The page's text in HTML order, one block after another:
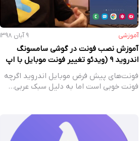
آموزشی ۹ آبان ۱۳۹۸
آموزش نصب فونت در گوشی سامسونگ
اندروید 9 (ویدئو تغییر فونت موبایل با اپ
وینگز)
فونت‌های پیش فرض موبایل اندروید اگرچه
فونت خوبی است اما به دلیل سبک عربی…